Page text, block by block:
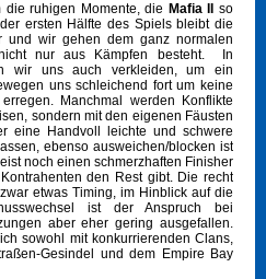
ruhigen Momente, die Mafia II
so
ersten Hälfte des Spiels bleibt die
und wir gehen dem ganz normalen
nur aus Kämpfen besteht. In
wir uns auch verkleiden, um ein
uns schleichend fort um keine
Manchmal werden Konflikte
sondern mit den eigenen Fäusten
eine Handvoll leichte und schwere
ebenso ausweichen/blocken ist
noch einen schmerzhaften Finisher
den Rest gibt. Die recht
etwas Timing, im Hinblick auf die
ist der Anspruch bei
aber eher gering ausgefallen.
sowohl mit konkurrierenden Clans,
Gesindel und dem Empire Bay